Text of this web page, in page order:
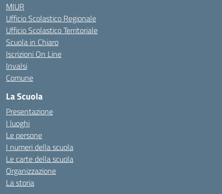
MIUR
Ufficio Scolastico Regionale
Ufficio Scolastico Territoriale
Scuola in Chiaro
Iscrizioni On Line
Invalsi
Comune
La Scuola
Presentazione
I luoghi
Le persone
I numeri della scuola
Le carte della scuola
Organizzazione
La storia